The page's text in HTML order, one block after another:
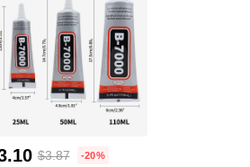
$3.87 -20%